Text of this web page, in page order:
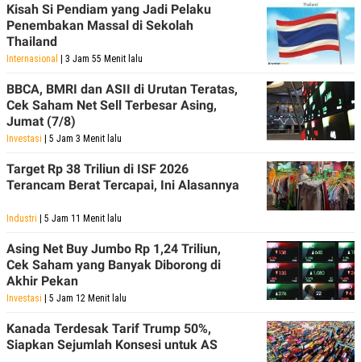
Kisah Si Pendiam yang Jadi Pelaku
Penembakan Massal di Sekolah
Thailand
Internasional | 3 Jam 55 Menit lalu
BBCA, BMRI dan ASII di Urutan Teratas,
Cek Saham Net Sell Terbesar Asing,
Jumat (7/8)
Investasi | 5 Jam 3 Menit lalu
Target Rp 38 Triliun di ISF 2026
Terancam Berat Tercapai, Ini Alasannya
Industri | 5 Jam 11 Menit lalu
Asing Net Buy Jumbo Rp 1,24 Triliun,
Cek Saham yang Banyak Diborong di
Akhir Pekan
Investasi | 5 Jam 12 Menit lalu
Kanada Terdesak Tarif Trump 50%,
Siapkan Sejumlah Konsesi untuk AS